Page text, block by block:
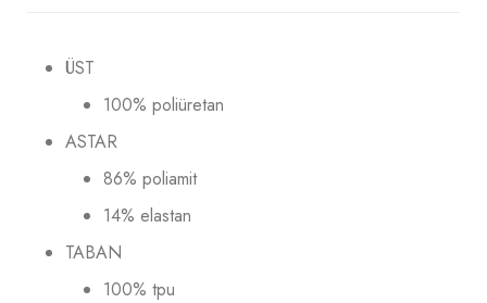
ÜST
100% poliüretan
ASTAR
86% poliamit
14% elastan
TABAN
100% tpu